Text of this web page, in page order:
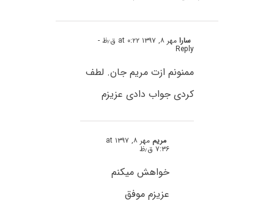
سارامهر ۸, ۱۳۹۷ at ۰:۲۲ ق٫ظ -
Reply
ممنونم ازت مریم جان. لطف
کردی جواب دادی عزیزم
مریم مهر ۸, ۱۳۹۷ at
۷:۳۶ ق٫ظ
خواهش میکنم
عزیزم موفق